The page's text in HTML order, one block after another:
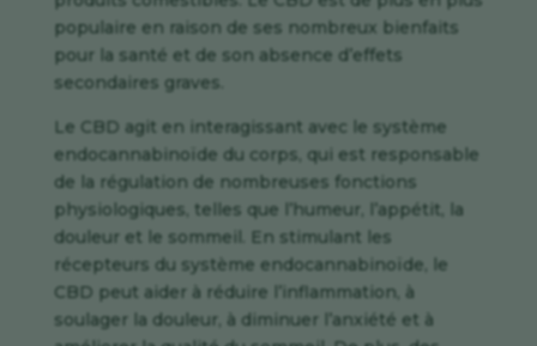
populaire en raison de ses nombreux bienfaits
pour la santé et de son absence d’effets
secondaires graves.
Le CBD agit en interagissant avec le système
endocannabinoïde du corps, qui est responsable
de la régulation de nombreuses fonctions
physiologiques, telles que l’humeur, l’appétit, la
douleur et le sommeil. En stimulant les
récepteurs du système endocannabinoïde, le
CBD peut aider à réduire l’inflammation, à
soulager la douleur, à diminuer l’anxiété et à